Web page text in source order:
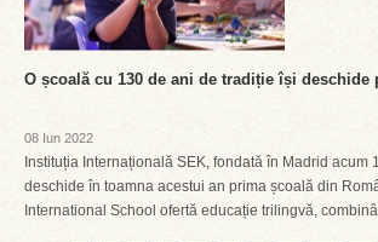
O școală cu 130 de ani de tradiție își
08 Iun 2022
Instituția Internațională SEK, fondată în Madrid acum
deschide în toamna acestui an prima școală din
International School ofertă educație trilingvă,